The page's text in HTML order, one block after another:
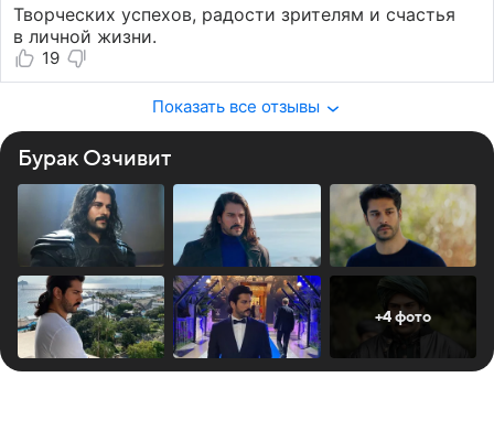
Творческих успехов, радости зрителям и счастья
в личной жизни.
19
Показать все отзывы
Бурак Озчивит
+4 фото